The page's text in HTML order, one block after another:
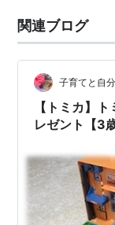
関連ブログ
子育てと自
【トミカ】
レゼント【3